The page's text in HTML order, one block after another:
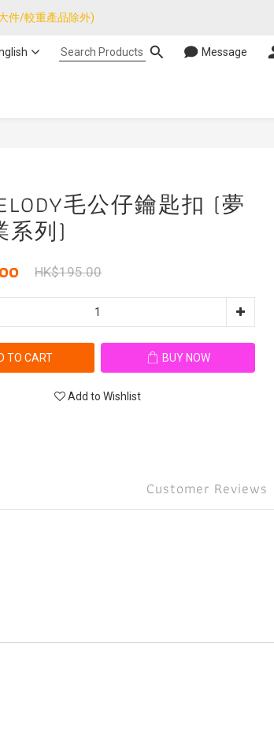
件/較重產品除外)
件/較重產品除外)
服務暫停，門市正常營業。
件/較重產品除外)
Message
毛公仔鑰匙扣 (夢
系列)
HK$195.00
TO CART BUY NOW
Add to Wishlist
Customer Reviews